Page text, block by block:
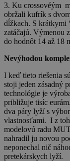
3. Ku crossovéým
obržali kufrík s
dĺžkach. S krátkymi
zatáčajú. Výmenou
do hodnôt 14 až 18
Nevýhodou
I keď tieto riešenia
stoji jeden zásadný
technológie je
približuje tisíc
dva páry lyží s
vlastnosťami. I z
modelovú radu
nahradil ju novou
neponechal nič
pretekárskych lyží.